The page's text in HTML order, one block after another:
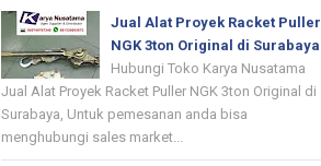
Jual Alat Proyek Racket Puller
NGK 3ton Original di Surabaya
Hubungi Toko Karya Nusatama
Jual Alat Proyek Racket Puller NGK 3ton Original di
Surabaya, Untuk pemesanan anda bisa
menghubungi sales market...